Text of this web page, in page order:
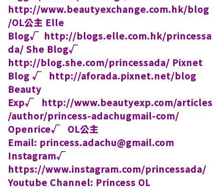
http://www.beautyexchange.com.hk/blog
/OL公主 Elle
Blog√ http://blogs.elle.com.hk/princessa
da/She Blog√
http://blog.she.com/princessada/ Pixnet
Blog √ http://aforada.pixnet.net/blog
Beauty
Exp√ http://www.beautyexp.com/articles
/author/princess-adachugmail-com/
Openrice√ OL公主
Email: princess.adachu@gmail.com
Instagram√ ​
https://www.instagram.com/princessada/
Youtube Channel: Princess OL